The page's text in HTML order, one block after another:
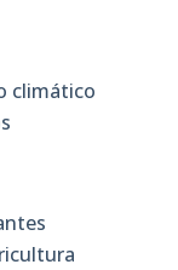
climático